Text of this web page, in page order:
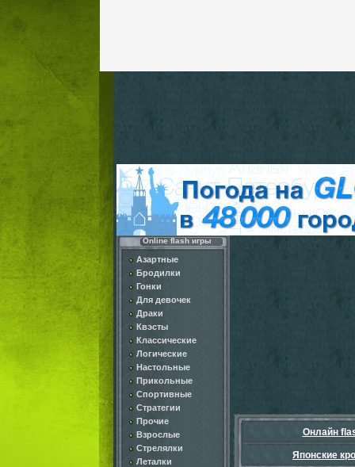
Online flash игры
Азартные
Бродилки
Гонки
Для девочек
Драки
Квэсты
Классические
Логические
Настольные
Прикольные
Спортивные
Стратегии
Прочие
Взрослые
Стрелялки
Леталки
Онлайн
Японские